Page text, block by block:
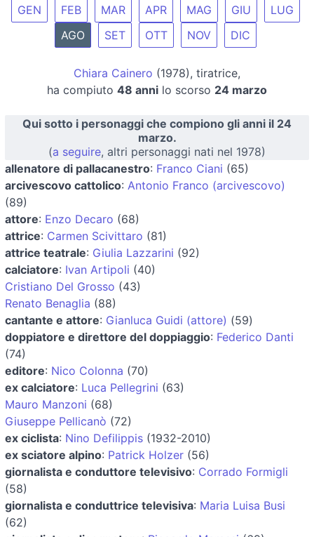
GEN FEB MAR APR MAG GIU
LUG
AGO
SET OTT NOV DIC
Chiara Cainero (1978), tiratrice,
ha compiuto 48 anni lo scorso 24 marzo
Qui sotto i personaggi che compiono gli anni il 24
marzo.
(a seguire, altri personaggi nati nel 1978)
allenatore di pallacanestro: Franco Ciani (65)
arcivescovo cattolico: Antonio Franco (arcivescovo)
(89)
attore: Enzo Decaro (68)
attrice: Carmen Scivittaro (81)
attrice teatrale: Giulia Lazzarini (92)
calciatore: Ivan Artipoli (40)
Cristiano Del Grosso (43)
Renato Benaglia (88)
cantante e attore: Gianluca Guidi (attore) (59)
doppiatore e direttore del doppiaggio: Federico Danti
(74)
editore: Nico Colonna (70)
ex calciatore: Luca Pellegrini (63)
Mauro Manzoni (68)
Giuseppe Pellicanò (72)
ex ciclista: Nino Defilippis (1932-2010)
ex sciatore alpino: Patrick Holzer (56)
giornalista e conduttore televisivo: Corrado Formigli
(58)
giornalista e conduttrice televisiva: Maria Luisa Busi
(62)